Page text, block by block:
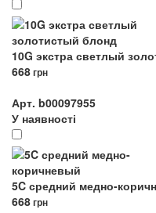
10G экстра светлый
668грн
Арт. b00097955
У наявності
5C средний медно-
668грн